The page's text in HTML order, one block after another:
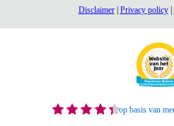
Disclaimer| Privacy policy|
op basis van